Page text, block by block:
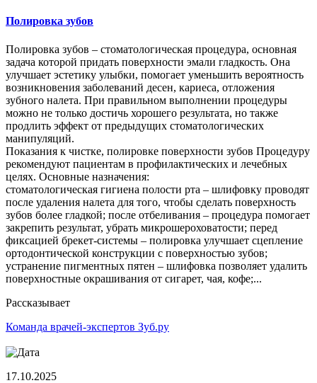
Полировка зубов
Полировка зубов – стоматологическая процедура, основная
задача которой придать поверхности эмали гладкость. Она
улучшает эстетику улыбки, помогает уменьшить вероятность
возникновения заболеваний десен, кариеса, отложения
зубного налета. При правильном выполнении процедуры
можно не только достичь хорошего результата, но также
продлить эффект от предыдущих стоматологических
манипуляций.
Показания к чистке, полировке поверхности зубов Процедуру
рекомендуют пациентам в профилактических и лечебных
целях. Основные назначения:
стоматологическая гигиена полости рта – шлифовку проводят
после удаления налета для того, чтобы сделать поверхность
зубов более гладкой; после отбеливания – процедура помогает
закрепить результат, убрать микрошероховатости; перед
фиксацией брекет-системы – полировка улучшает сцепление
ортодонтической конструкции с поверхностью зубов;
устранение пигментных пятен – шлифовка позволяет удалить
поверхностные окрашивания от сигарет, чая, кофе;...
Рассказывает
Команда врачей-экспертов Зуб.ру
17.10.2025